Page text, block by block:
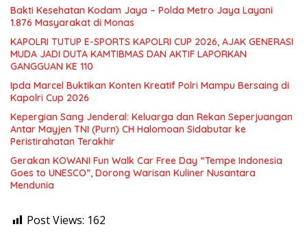
Bakti Kesehatan Kodam Jaya – Polda Metro Jaya Layani
1.876 Masyarakat di Monas
KAPOLRI TUTUP E-SPORTS KAPOLRI CUP 2026, AJAK GENERASI
MUDA JADI DUTA KAMTIBMAS DAN AKTIF LAPORKAN
GANGGUAN KE 110
Ipda Marcel Buktikan Konten Kreatif Polri Mampu Bersaing di
Kapolri Cup 2026
Kepergian Sang Jenderal: Keluarga dan Rekan Seperjuangan
Antar Mayjen TNI (Purn) CH Halomoan Sidabutar ke
Peristirahatan Terakhir
Gerakan KOWANI Fun Walk Car Free Day “Tempe Indonesia
Goes to UNESCO”, Dorong Warisan Kuliner Nusantara
Mendunia
Post Views: 162